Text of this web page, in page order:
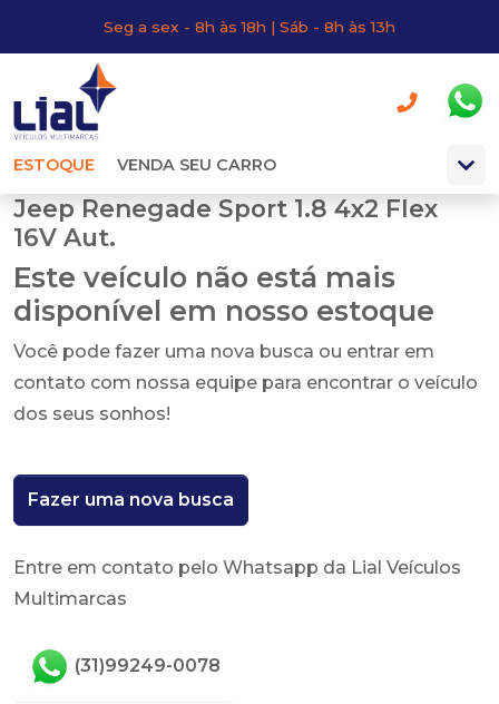
Seg a sex - 8h às 18h | Sáb - 8h às 13h
ESTOQUE VENDA SEU CARRO
Jeep Renegade Sport 1.8 4x2 Flex
16V Aut.
Este veículo não está mais
disponível em nosso estoque
Você pode fazer uma nova busca ou entrar em
contato com nossa equipe para encontrar o veículo
dos seus sonhos!
Fazer uma nova busca
Entre em contato pelo Whatsapp da Lial Veículos
Multimarcas
(31)99249-0078